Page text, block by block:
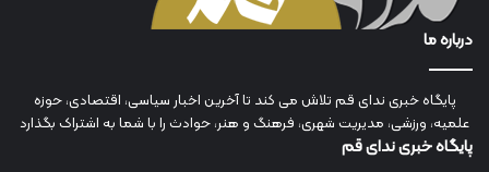
درباره ما
پایگاه خبری ندای قم تلاش می کند تا آخرین اخبار سیاسی، اقتصادی، حوزه
علمیه، ورزشی، مدیریت شهری، فرهنگ و هنر، حوادث را با شما به اشتراک بگذارد
پایگاه خبری ندای قم